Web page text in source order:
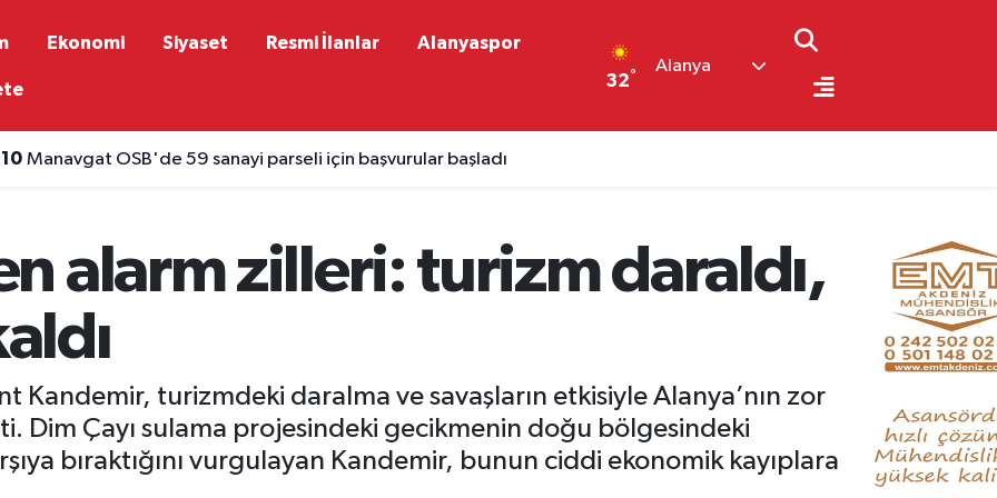
Ekonomi Siyaset Resmi İlanlar Alanyaspor
32°
Alanya
Manavgat OSB'de 59 sanayi parseli için başvurular başladı
alarm zilleri: turizm daraldı,
Kandemir, turizmdeki daralma ve savaşların etkisiyle Alanya’nın zor
Dim Çayı sulama projesindeki gecikmenin doğu bölgesindeki
bıraktığını vurgulayan Kandemir, bunun ciddi ekonomik kayıplara